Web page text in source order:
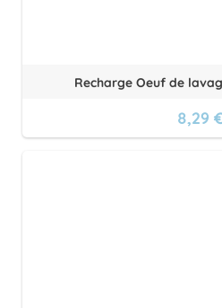
Recharge Oeuf de
8,29